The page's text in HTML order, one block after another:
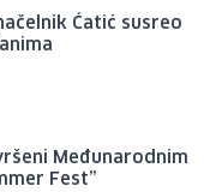
Ćatić susreo
Međunarodnim
Fest”